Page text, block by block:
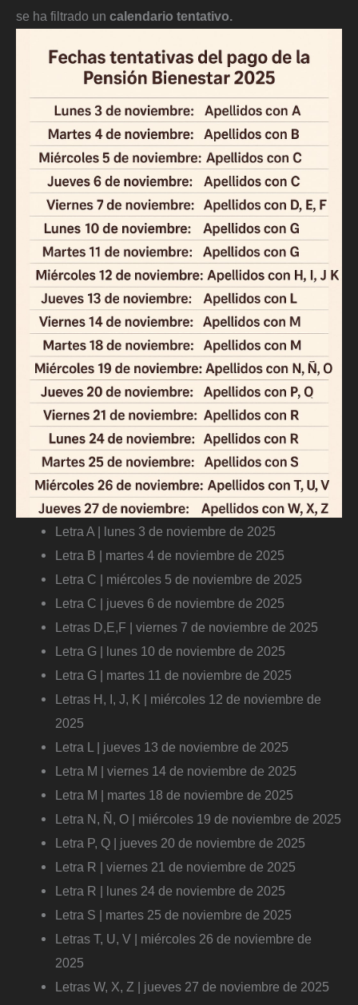
se ha filtrado un calendario tentativo.
Letra A | lunes 3 de noviembre de 2025
Letra B | martes 4 de noviembre de 2025
Letra C | miércoles 5 de noviembre de 2025
Letra C | jueves 6 de noviembre de 2025
Letras D,E,F | viernes 7 de noviembre de 2025
Letra G | lunes 10 de noviembre de 2025
Letra G | martes 11 de noviembre de 2025
Letras H, I, J, K | miércoles 12 de noviembre de
2025
Letra L | jueves 13 de noviembre de 2025
Letra M | viernes 14 de noviembre de 2025
Letra M | martes 18 de noviembre de 2025
Letra N, Ñ, O | miércoles 19 de noviembre de 2025
Letra P, Q | jueves 20 de noviembre de 2025
Letra R | viernes 21 de noviembre de 2025
Letra R | lunes 24 de noviembre de 2025
Letra S | martes 25 de noviembre de 2025
Letras T, U, V | miércoles 26 de noviembre de
2025
Letras W, X, Z | jueves 27 de noviembre de 2025